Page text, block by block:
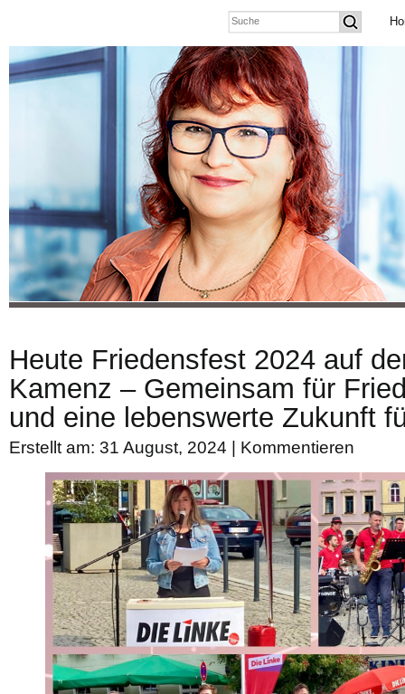
Heute Friedensfest 2024 auf
Kamenz – Gemeinsam für
und eine lebenswerte Zukunft
Erstellt am: 31 August, 2024 | Kommentieren